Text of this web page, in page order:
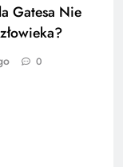
Gatesa Nie
0